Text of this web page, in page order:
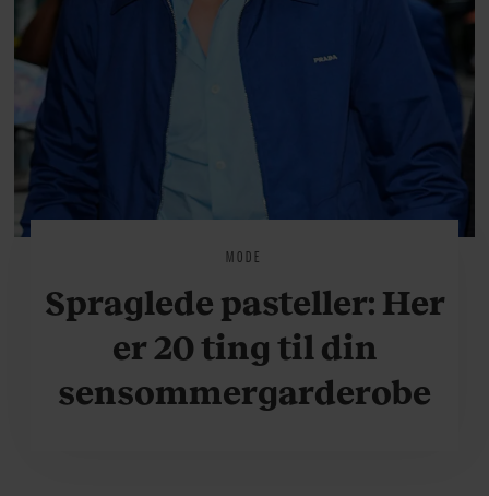
MODE
Spraglede pasteller: Her
er 20 ting til din
sensommergarderobe